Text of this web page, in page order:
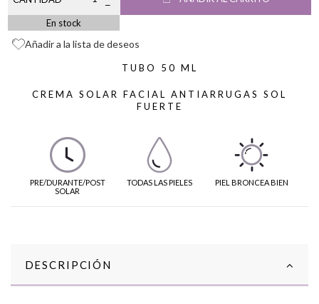
En stock
Añadir a la lista de deseos
TUBO 50 ML
CREMA SOLAR FACIAL ANTIARRUGAS SOL
FUERTE
PRE/DURANTE/POST
SOLAR
TODAS LAS PIELES PIEL BRONCEA BIEN
DESCRIPCIÓN